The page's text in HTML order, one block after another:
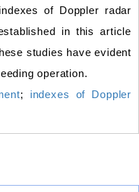
of Doppler radar
in this article
studies have evident
operation.
; indexes of Doppler